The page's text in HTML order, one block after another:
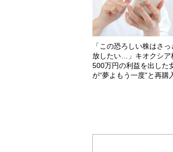
「この恐ろしい株はさ
放したい…」キオクシア
500万円の利益を出した
が“夢よもう一度”と再購